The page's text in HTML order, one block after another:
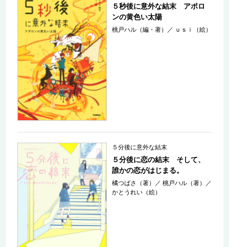
５秒後に意外な結末 アポロ
ンの黄色い太陽
桃戸ハル（編・著） ／ ｕｓｉ（絵）
５分後に意外な結末
５分後に恋の結末 そして、
誰かの恋がはじまる。
橘つばさ（著） ／桃戸ハル（著）
／
かとうれい（絵）